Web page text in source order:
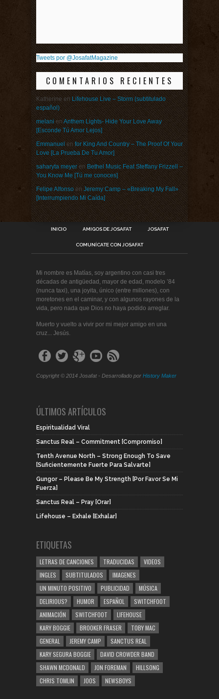
Tweets por @JosafatMagazine
COMENTARIOS RECIENTES
KatherineenLifehouse Live – Storm (subtitulado
español)
melanienAnthem Lights- Hide Your Love Away
[Esconde Tú Amor Lejos]
Emmanuelenfor King And Country – The Proof Of Your
Love [La Prueba De Tu Amor]
saharyta meyerenBethel Music Feat Steffany Frizzell –
You Know Me [Tú me conoces]
Felipe AlfonsoenJeremy Camp – «Breaking My Fall»
[Interrumpiendo Mi Caída]
INICIO AMIGOS DE JOSAFAT JOSAFAT
COMUNÍCATE CON JOSAFAT
Mi nombre es Matías, soy argentino con casi tres
décadas de antigüedad, mayor de edad, modelo ’84
(nunca taxi), una joyita, único (entre millones), con
moretones en el caminar, y con algunos rayones de la
vida, pero nada que Dios no haya podido arreglar.
Muerto y vuelto a vivir por mi mejor amigo en una
cruz... Jesús.
Copyright © 2014 Josafat - Desarrollado por History Maker
ÚLTIMOS ARTÍCULOS
Espiritualidad Viral
Sanctus Real – Commitment [Compromiso]
Tenth Avenue North – Strong Enough To Save
[Suficientemente Fuerte Para Salvarte]
Gungor – Please Be My Strength [Por Favor Se Mi
Fuerza]
Sanctus Real – Pray [Orar]
Lifehouse – Exhale [Exhalar]
ETIQUETAS
LETRAS DE CANCIONES TRADUCIDAS
VIDEOS
INGLES
SUBTITULADOS
IMAGENES
UN MINUTO POSITIVO
PUBLICIDAD
MÚSICA
DELIRIOUS?
HUMOR ESPAÑOL
SWITCHFOOT
ANIMACIÓN
SWITCHFOOT
LIFEHOUSE
KARY BOGGIE
BROOKER FRASER
TOBY MAC
GENERAL
JEREMY CAMP
SANCTUS REAL
KARY SEGURA BOGGIE
DAVID CROWDER BAND
SHAWN MCDONALD
JON FOREMAN
HILLSONG
CHRIS TOMLIN
JOOS NEWSBOYS